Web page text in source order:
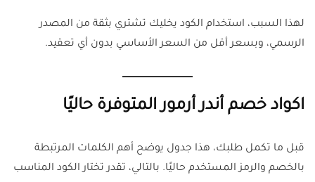
لهذا السبب، استخدام الكود يخليك تشتري بثقة من المصدر
الرسمي، وبسعر أقل من السعر الأساسي بدون أي تعقيد.
اكواد خصم أندر أرمور المتوفرة حاليًا
قبل ما تكمل طلبك، هذا جدول يوضح أهم الكلمات المرتبطة
بالخصم والرمز المستخدم حاليًا. بالتالي، تقدر تختار الكود المناسب